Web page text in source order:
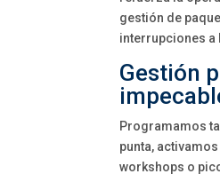
gestión de
interrupciones a
Gestión
Programamos
punta,
workshops o